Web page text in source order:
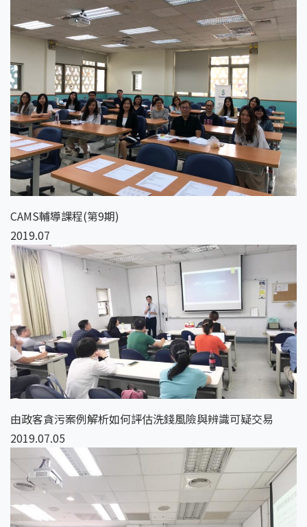
CAMS輔導課程(第9期)
2019.07
由政客貪污案例解析如何評估洗錢風險與辨識可疑交易
2019.07.05